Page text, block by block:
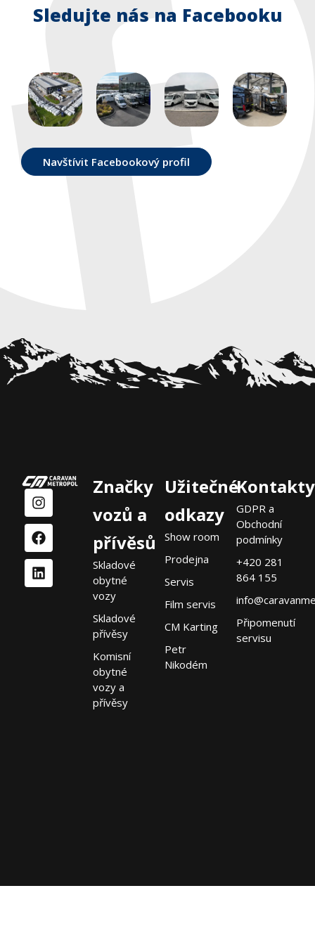
Blog
Kontakty
Sledujte nás na Facebooku
Navštívit Facebookový profil
Značky
vozů a
přívěsů
Skladové
obytné
vozy
Skladové
přívěsy
Komisní
obytné
vozy a
přívěsy
Užitečné
odkazy
Show room
Prodejna
Servis
Film servis
CM Karting
Petr
Nikodém
Kontakty
GDPR a
Obchodní
podmínky
+420 281
864 155
Připomenutí
servisu